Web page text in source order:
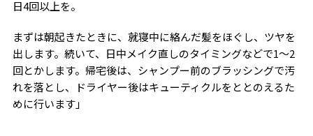
日4回以上を。
まずは朝起きたときに、就寝中に絡んだ髪をほぐし、ツヤを
出します。続いて、日中メイク直しのタイミングなどで1～2
回とかします。帰宅後は、シャンプー前のブラッシングで汚
れを落とし、ドライヤー後はキューティクルをととのえるた
めに行います」